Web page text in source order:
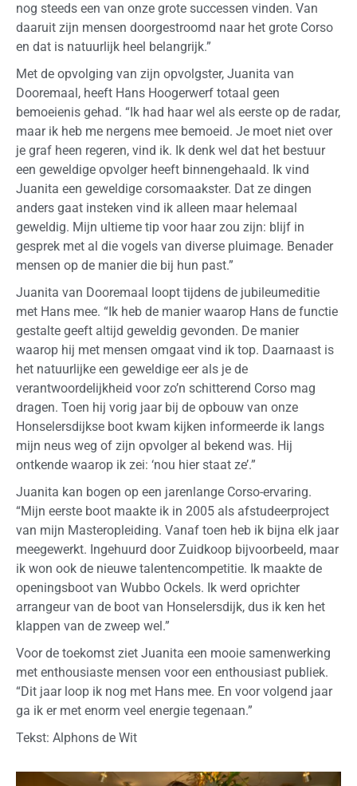
nog steeds een van onze grote successen vinden. Van
daaruit zijn mensen doorgestroomd naar het grote Corso
en dat is natuurlijk heel belangrijk.”
Met de opvolging van zijn opvolgster, Juanita van
Dooremaal, heeft Hans Hoogerwerf totaal geen
bemoeienis gehad. “Ik had haar wel als eerste op de radar,
maar ik heb me nergens mee bemoeid. Je moet niet over
je graf heen regeren, vind ik. Ik denk wel dat het bestuur
een geweldige opvolger heeft binnengehaald. Ik vind
Juanita een geweldige corsomaakster. Dat ze dingen
anders gaat insteken vind ik alleen maar helemaal
geweldig. Mijn ultieme tip voor haar zou zijn: blijf in
gesprek met al die vogels van diverse pluimage. Benader
mensen op de manier die bij hun past.”
Juanita van Dooremaal loopt tijdens de jubileumeditie
met Hans mee. “Ik heb de manier waarop Hans de functie
gestalte geeft altijd geweldig gevonden. De manier
waarop hij met mensen omgaat vind ik top. Daarnaast is
het natuurlijke een geweldige eer als je de
verantwoordelijkheid voor zo’n schitterend Corso mag
dragen. Toen hij vorig jaar bij de opbouw van onze
Honselersdijkse boot kwam kijken informeerde ik langs
mijn neus weg of zijn opvolger al bekend was. Hij
ontkende waarop ik zei: ‘nou hier staat ze’.”
Juanita kan bogen op een jarenlange Corso-ervaring.
“Mijn eerste boot maakte ik in 2005 als afstudeerproject
van mijn Masteropleiding. Vanaf toen heb ik bijna elk jaar
meegewerkt. Ingehuurd door Zuidkoop bijvoorbeeld, maar
ik won ook de nieuwe talentencompetitie. Ik maakte de
openingsboot van Wubbo Ockels. Ik werd oprichter
arrangeur van de boot van Honselersdijk, dus ik ken het
klappen van de zweep wel.”
Voor de toekomst ziet Juanita een mooie samenwerking
met enthousiaste mensen voor een enthousiast publiek.
“Dit jaar loop ik nog met Hans mee. En voor volgend jaar
ga ik er met enorm veel energie tegenaan.”
Tekst: Alphons de Wit